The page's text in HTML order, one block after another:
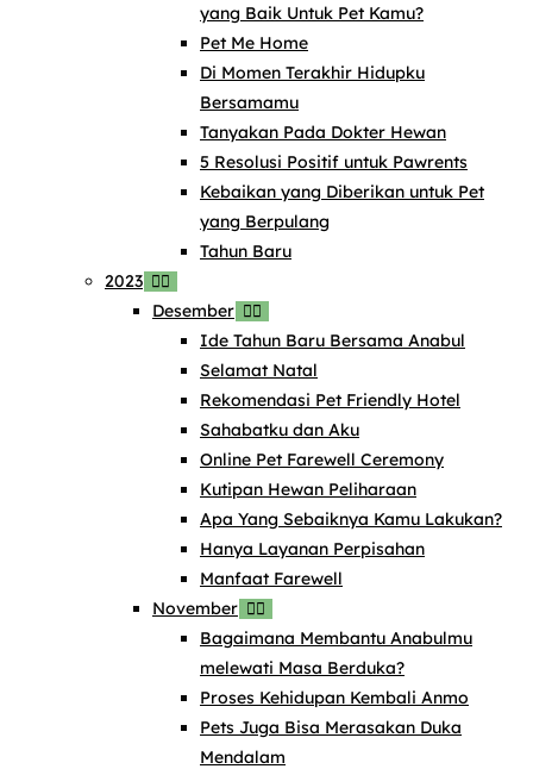
yang Baik Untuk Pet Kamu?
Pet Me Home
Di Momen Terakhir Hidupku
Bersamamu
Tanyakan Pada Dokter Hewan
5 Resolusi Positif untuk Pawrents
Kebaikan yang Diberikan untuk Pet
yang Berpulang
Tahun Baru
2023
Desember
Ide Tahun Baru Bersama Anabul
Selamat Natal
Rekomendasi Pet Friendly Hotel
Sahabatku dan Aku
Online Pet Farewell Ceremony
Kutipan Hewan Peliharaan
Apa Yang Sebaiknya Kamu Lakukan?
Hanya Layanan Perpisahan
Manfaat Farewell
November
Bagaimana Membantu Anabulmu
melewati Masa Berduka?
Proses Kehidupan Kembali Anmo
Pets Juga Bisa Merasakan Duka
Mendalam